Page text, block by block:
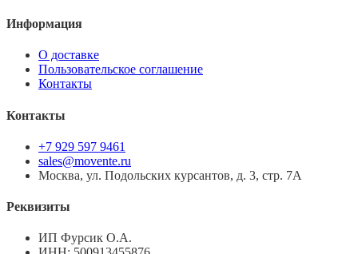
Информация
О доставке
Пользовательское соглашение
Контакты
Контакты
+7 929 597 9461
sales@movente.ru
Москва, ул. Подольских курсантов, д. 3, стр. 7А
Реквизиты
ИП Фурсик О.А.